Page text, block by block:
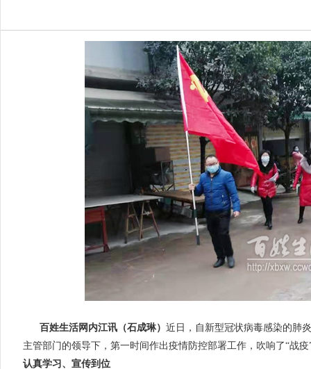
百姓生活网内江讯（石成琳） 近日，自新型冠状病毒感染的肺
主管部门的领导下，第一时间作出疫情防控部署工作，吹响了“战疫
认真学习、宣传到位